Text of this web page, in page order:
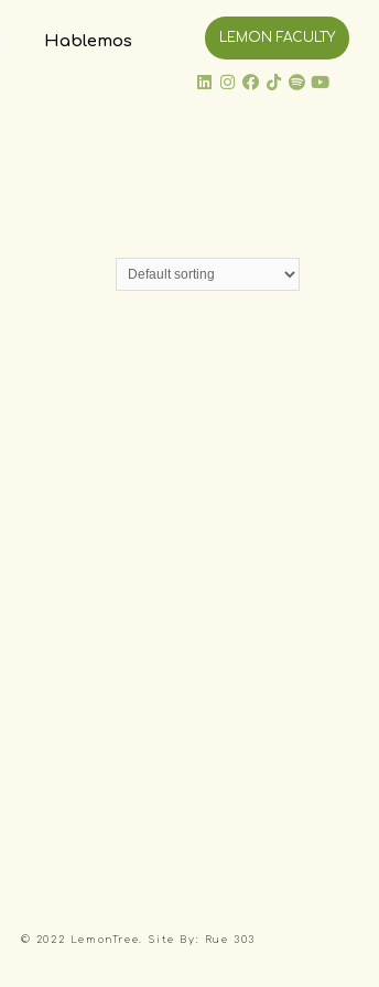
Hablemos LEMON FACULTY
© 2022 LemonTree. Site By: Rue 303